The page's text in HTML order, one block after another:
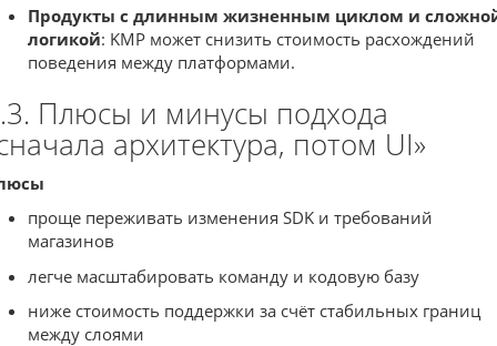
Продукты с длинным жизненным циклом и
логикой: KMP может снизить стоимость расхождений
поведения между платформами.
Плюсы и минусы подхода
архитектура, потом UI»
проще переживать изменения SDK и требований
магазинов
легче масштабировать команду и кодовую базу
ниже стоимость поддержки за счёт стабильных границ
между слоями